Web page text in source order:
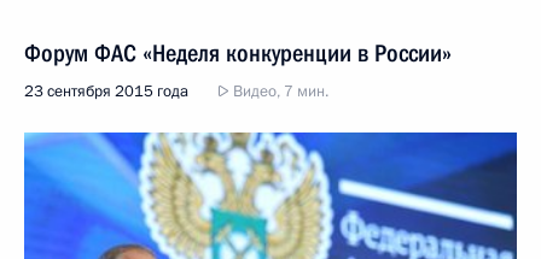
Форум ФАС «Неделя конкуренции в России»
23 сентября 2015 года Видео, 7 мин.